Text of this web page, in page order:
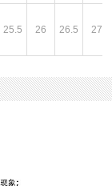
25.5 26 26.5 27